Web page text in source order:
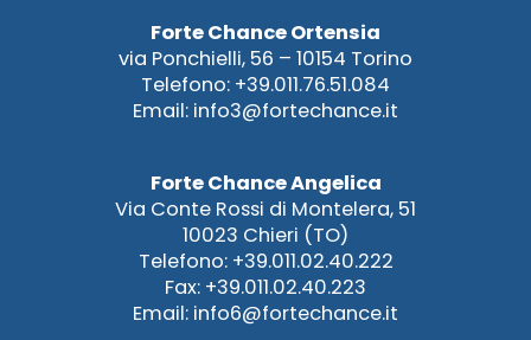
Forte Chance Ortensia
via Ponchielli, 56 – 10154 Torino
Telefono: +39.011.76.51.084
Email: info3@fortechance.it
Forte Chance Angelica
Via Conte Rossi di Montelera, 51
10023 Chieri (TO)
Telefono: +39.011.02.40.222
Fax: +39.011.02.40.223
Email: info6@fortechance.it